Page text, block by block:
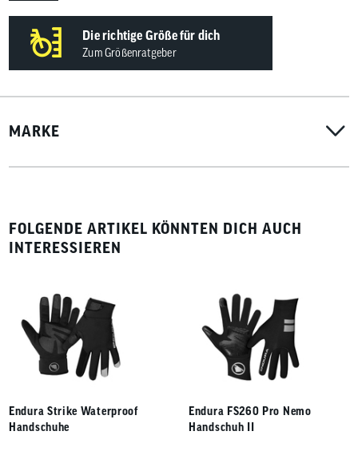
Die richtige Größe für dich
Zum Größenratgeber
MARKE
FOLGENDE ARTIKEL KÖNNTEN DICH AUCH
INTERESSIEREN
Endura Strike Waterproof
Handschuhe
Endura FS260 Pro Nemo
Handschuh II